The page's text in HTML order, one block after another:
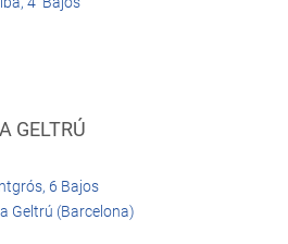
GELTRÚ
6 Bajos
Geltrú (Barcelona)